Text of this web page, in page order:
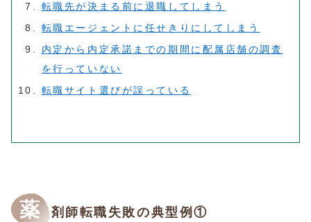
転職先が決まる前に退職してしまう
転職エージェントに任せきりにしてしまう
内定から内定承諾までの期間に配属店舗の調査
を行っていない
転職サイト選びが誤っている
薬
剤師転職失敗の典型例①